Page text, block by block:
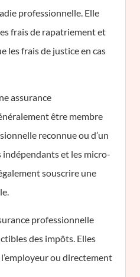
professionnelle. Elle
frais de rapatriement et
les frais de justice en cas
assurance
être membre
reconnue ou d’un
et les micro-
souscrire une
professionnelle
des impôts. Elles
ou directement